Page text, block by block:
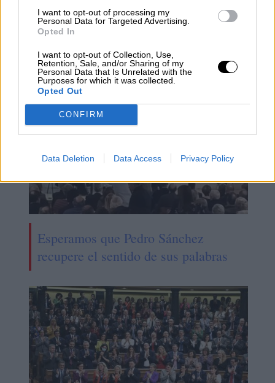
I want to opt-out of processing my
Personal Data for Targeted Advertising.
Opted In
I want to opt-out of Collection, Use,
Retention, Sale, and/or Sharing of my
Personal Data that Is Unrelated with the
Purposes for which it was collected.
Opted Out
CONFIRM
Data Deletion Data Access Privacy Policy
Saber idiomas
Esperamos que Pedro Sánchez
recupere el sentido de sus palabras